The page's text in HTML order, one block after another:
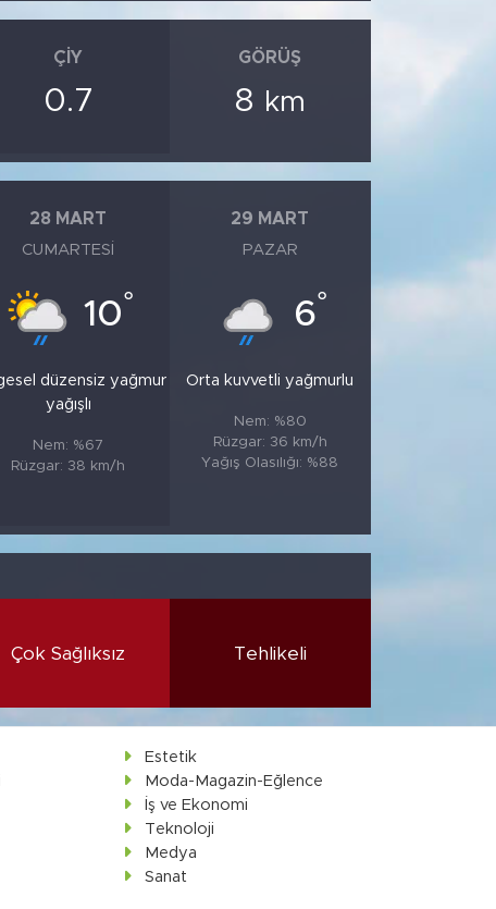
ÇIY
0.7
GÖRÜŞ
8 km
28 MART
CUMARTESI
10°
düzensiz yağmur
yağışlı
Nem: %67
Rüzgar: 38 km/h
29 MART
PAZAR
6°
Orta kuvvetli yağmurlu
Nem: %80
Rüzgar: 36 km/h
Yağış Olasılığı: %88
Çok Sağlıksız Tehlikeli
Estetik
Moda-Magazin-Eğlence
İş ve Ekonomi
Teknoloji
Medya
Sanat